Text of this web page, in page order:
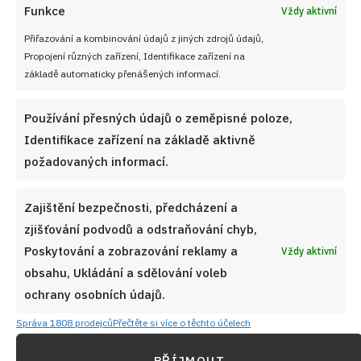
Funkce Vždy aktivní
Přiřazování a kombinování údajů z jiných zdrojů údajů,
Propojení různých zařízení, Identifikace zařízení na
základě automaticky přenášených informací.
Používání přesných údajů o zeměpisné poloze,
Identifikace zařízení na základě aktivně
požadovaných informací.
Zajištění bezpečnosti, předcházení a
zjišťování podvodů a odstraňování chyb,
Poskytování a zobrazování reklamy a
obsahu, Ukládání a sdělování voleb
ochrany osobních údajů.
Vždy aktivní
Správa 1808 prodejcůPřečtěte si více o těchto účelech